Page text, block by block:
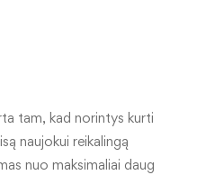
tam, kad norintys kurti
naujokui reikalingą
nuo maksimaliai daug